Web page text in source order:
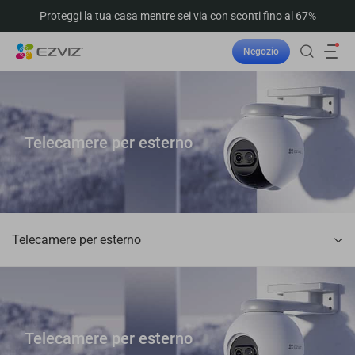
Proteggi la tua casa mentre sei via con sconti fino al 67%
Negozio
Telecamere per esterno
Telecamere per esterno
Telecamere per esterno